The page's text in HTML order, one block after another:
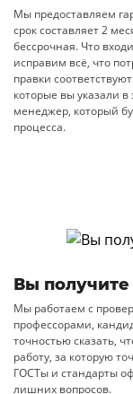
Мы предоставляем
срок составляет 2
бессрочная. Что
исправим всё, что
правки
которые вы указали
менеджер, который
процесса.
Вы
Мы работаем с
профессорами,
точностью сказать,
работу, за которую
ГОСТы и стандарты
лишних вопросов.